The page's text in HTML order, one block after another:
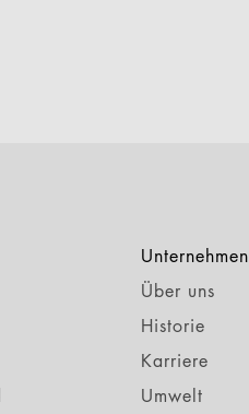
Unternehmen
Über uns
Historie
Karriere
Umwelt